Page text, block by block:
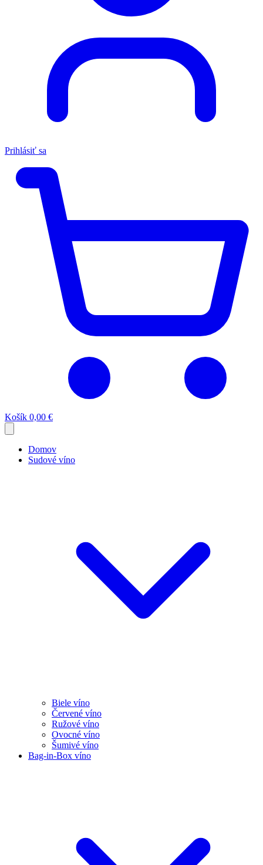
Prihlásiť sa
Košík 0,00 €
Domov
Sudové víno
Biele víno
Červené víno
Ružové víno
Ovocné víno
Šumivé víno
Bag-in-Box víno